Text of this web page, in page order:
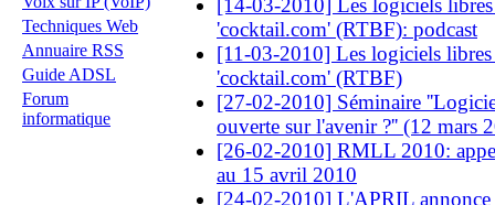
Techniques Web
Annuaire RSS
Guide ADSL
Forum
informatique
[14-03-2010] Les logiciels
'cocktail.com' (RTBF): podcast
[11-03-2010] Les logiciels
'cocktail.com' (RTBF)
[27-02-2010] Séminaire
ouverte sur l'avenir ?'' (12 mars
[26-02-2010] RMLL 2010:
au 15 avril 2010
[24-02-2010] L'APRIL annonce